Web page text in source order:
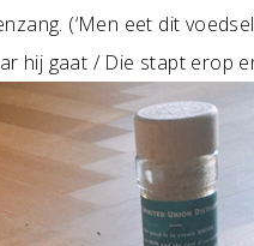
(‘Men eet dit
hij gaat / Die stapt erop